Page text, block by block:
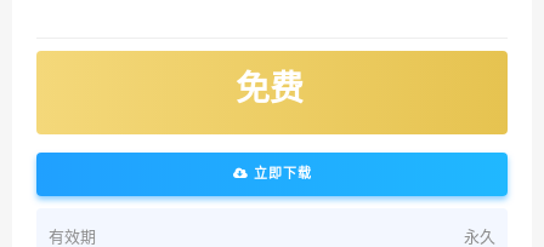
免费
立即下载
有效期 永久